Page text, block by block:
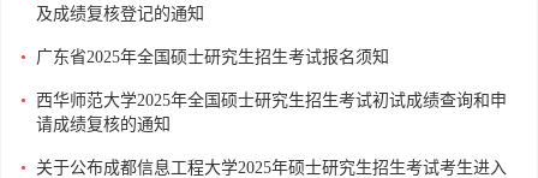
及成绩复核登记的通知
• 广东省2025年全国硕士研究生招生考试报名须知
•
西华师范大学2025年全国硕士研究生招生考试初试成绩查询和申
请成绩复核的通知
•
关于公布成都信息工程大学2025年硕士研究生招生考试考生进入